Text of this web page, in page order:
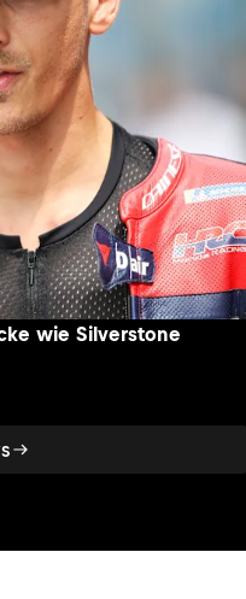
wie Silverstone